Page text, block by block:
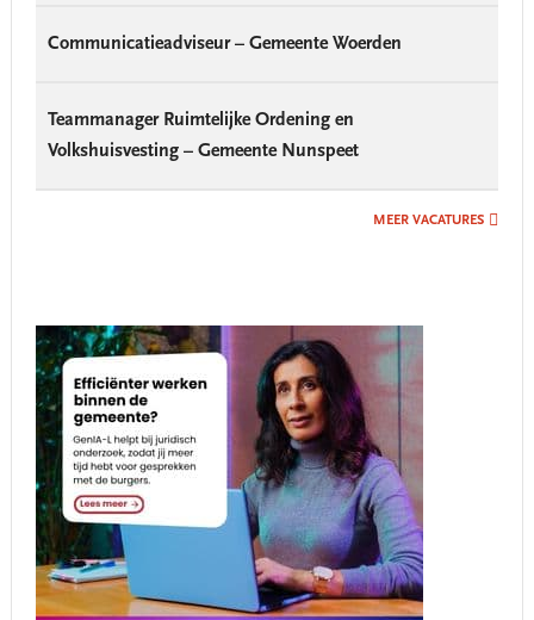
Communicatieadviseur – Gemeente Woerden
Teammanager Ruimtelijke Ordening en
Volkshuisvesting – Gemeente Nunspeet
MEER VACATURES